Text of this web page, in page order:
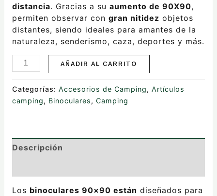
distancia. Gracias a su aumento de 90X90,
permiten observar con gran nitidez objetos
distantes, siendo ideales para amantes de la
naturaleza, senderismo, caza, deportes y más.
AÑADIR AL CARRITO
Categorías: Accesorios de Camping, Artículos
camping, Binoculares, Camping
Descripción
Los binoculares 90×90 están diseñados para